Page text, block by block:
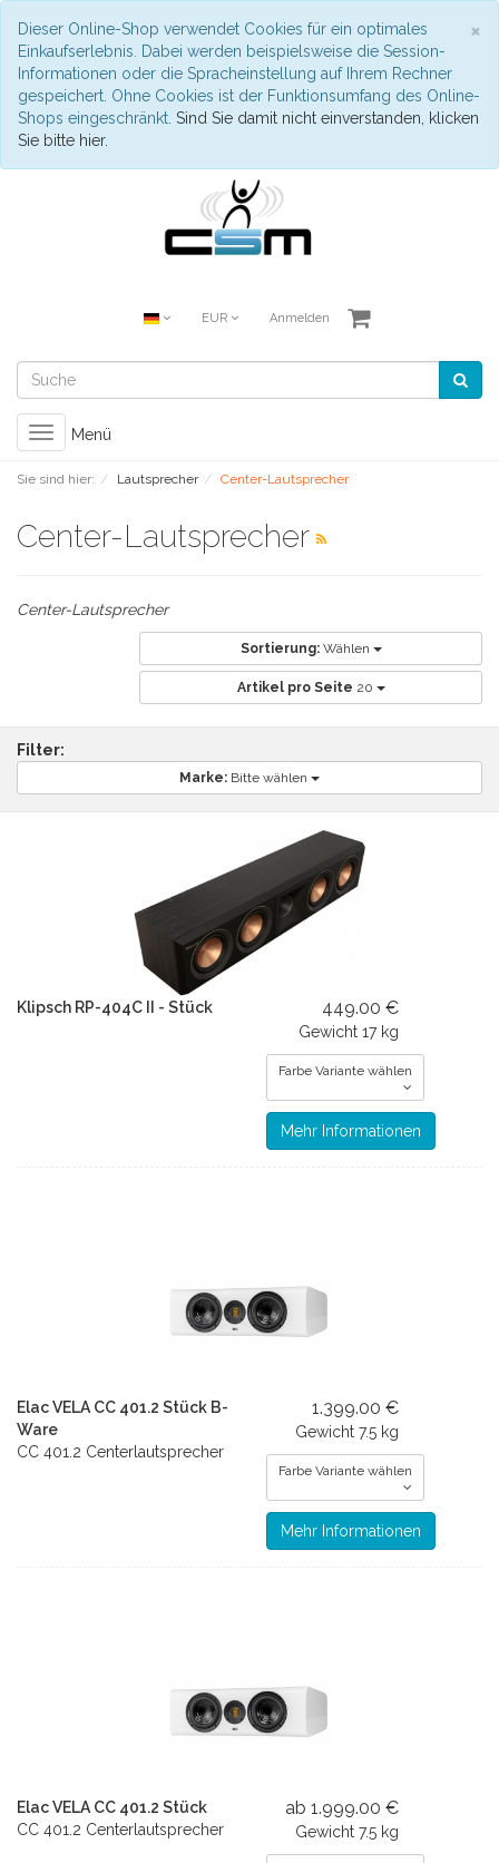
×
Dieser Online-Shop verwendet Cookies für ein optimales
Einkaufserlebnis. Dabei werden beispielsweise die Session-
Informationen oder die Spracheinstellung auf Ihrem Rechner
gespeichert. Ohne Cookies ist der Funktionsumfang des Online-
Shops eingeschränkt. Sind Sie damit nicht einverstanden, klicken
Sie bitte hier.
EUR Anmelden
Toggle
navigation
Menü
Sie sind hier: Lautsprecher Center-Lautsprecher
Center-Lautsprecher
Center-Lautsprecher
Sortierung: Wählen
Artikel pro Seite 20
Filter:
Marke: Bitte wählen
Klipsch RP-404C II - Stück 449.00 €
Gewicht 17 kg
Farbe Variante wählen
Mehr Informationen
Elac VELA CC 401.2 Stück B-
Ware
CC 401.2 Centerlautsprecher
1.399.00 €
Gewicht 7.5 kg
Farbe Variante wählen
Mehr Informationen
Elac VELA CC 401.2 Stück
CC 401.2 Centerlautsprecher
ab 1.999.00 €
Gewicht 7.5 kg